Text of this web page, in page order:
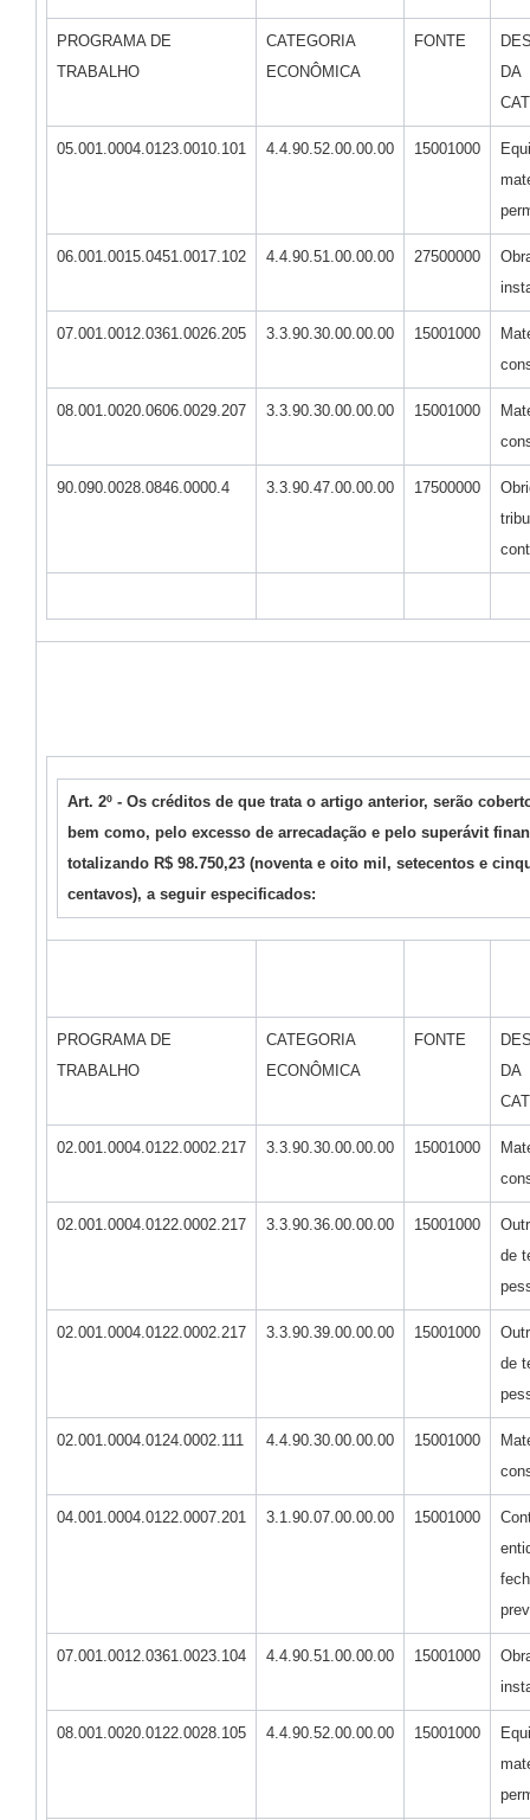
PROGRAMA DE
TRABALHO
CATEGORIA
ECONÔMICA
FONTE
DA
05.001.0004.0123.0010.101 4.4.90.52.00.00.00 15001000
06.001.0015.0451.0017.102 4.4.90.51.00.00.00 27500000
07.001.0012.0361.0026.205 3.3.90.30.00.00.00 15001000
08.001.0020.0606.0029.207 3.3.90.30.00.00.00 15001000
90.090.0028.0846.0000.4 3.3.90.47.00.00.00 17500000
Art. 2º - Os créditos de que trata o artigo anterior, serão
bem como, pelo excesso de arrecadação e pelo superávit
totalizando R$ 98.750,23 (noventa e oito mil, setecentos e
centavos), a seguir especificados:
PROGRAMA DE
TRABALHO
CATEGORIA
ECONÔMICA
FONTE
DA
02.001.0004.0122.0002.217 3.3.90.30.00.00.00 15001000
02.001.0004.0122.0002.217 3.3.90.36.00.00.00 15001000
de
02.001.0004.0122.0002.217 3.3.90.39.00.00.00 15001000
de
02.001.0004.0124.0002.111 4.4.90.30.00.00.00 15001000
04.001.0004.0122.0007.201 3.1.90.07.00.00.00 15001000
07.001.0012.0361.0023.104 4.4.90.51.00.00.00 15001000
08.001.0020.0122.0028.105 4.4.90.52.00.00.00 15001000